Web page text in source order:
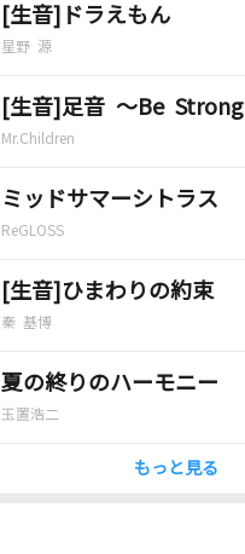
[生音]ドラえもん
星野 源
[生音]足音 ～Be Strong
Mr.Children
ミッドサマーシトラス
ReGLOSS
[生音]ひまわりの約束
秦 基博
夏の終りのハーモニー
玉置浩二
もっと見る